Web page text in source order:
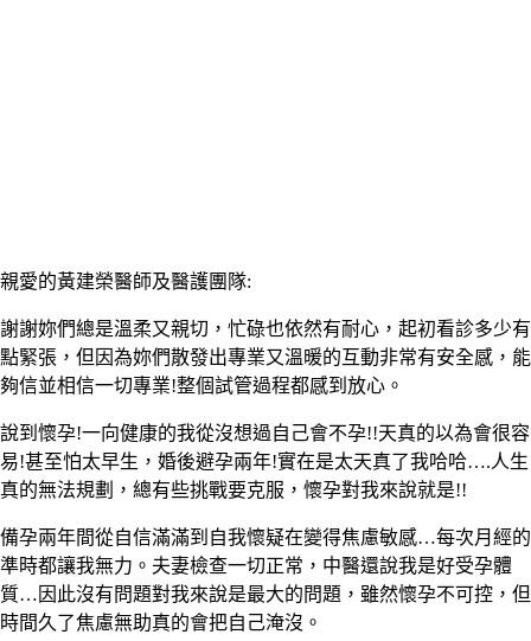
親愛的黃建榮醫師及醫護團隊:
謝謝妳們總是溫柔又親切，忙碌也依然有耐心，起初看診多少有
點緊張，但因為妳們散發出專業又溫暖的互動非常有安全感，能
夠信並相信一切專業!整個試管過程都感到放心。
說到懷孕!一向健康的我從沒想過自己會不孕!!天真的以為會很容
易!甚至怕太早生，婚後避孕兩年!實在是太天真了我哈哈….人生
真的無法規劃，總有些挑戰要克服，懷孕對我來說就是!!
備孕兩年間從自信滿滿到自我懷疑在變得焦慮敏感…每次月經的
準時都讓我無力。夫妻檢查一切正常，中醫還說我是好受孕體
質… 因此沒有問題對我來說是最大的問題，雖然懷孕不可控，但
時間久了焦慮無助真的會把自己淹沒。